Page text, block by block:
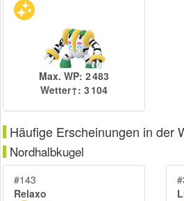
Max. WP: 2 483
Wetter↑: 3 104
Häufige Erscheinungen in der
Nordhalbkugel
#143
Relaxo